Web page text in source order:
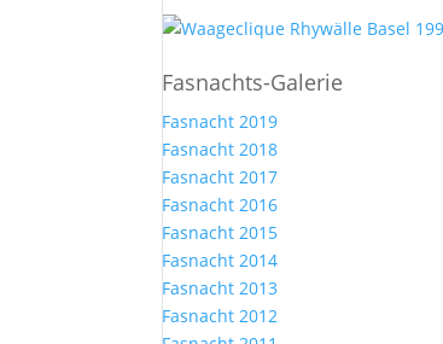
Fasnachts-Galerie
Fasnacht 2019
Fasnacht 2018
Fasnacht 2017
Fasnacht 2016
Fasnacht 2015
Fasnacht 2014
Fasnacht 2013
Fasnacht 2012